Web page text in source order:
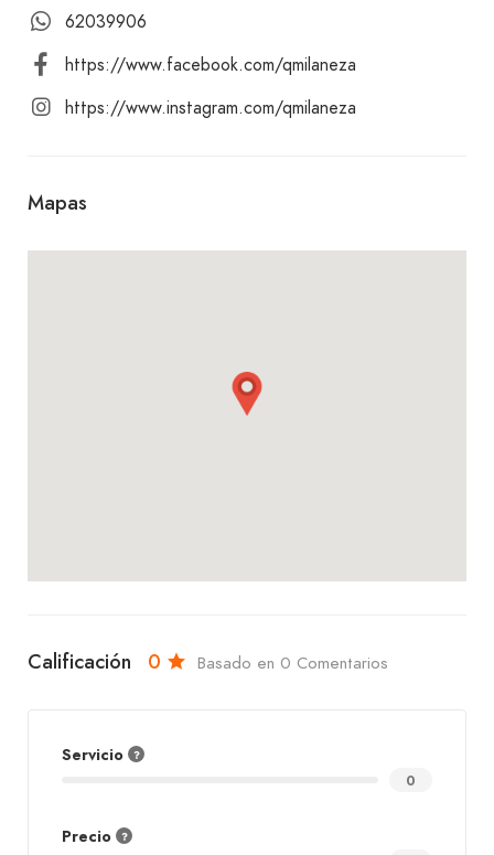
gastronómica única en un ambiente agradable y
relajado. ¡Te esperamos en Q Milaneza – Belén
para que disfrutes de nuestras exquisitas
milanesas!
62039906
https://www.facebook.com/qmilaneza
https://www.instagram.com/qmilaneza
Mapas
Calificación 0 Basado en 0 Comentarios
Servicio
0
Precio